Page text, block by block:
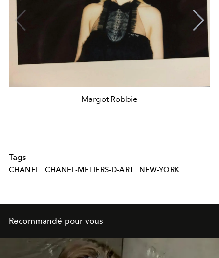
Margot Robbie
Tags
CHANEL CHANEL-METIERS-D-ART NEW-YORK
Recommandé pour vous